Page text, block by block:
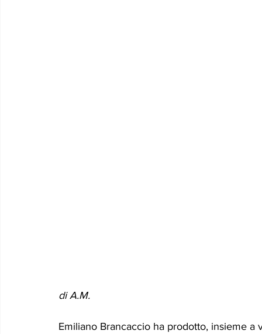
di A.M.
Emiliano Brancaccio ha prodotto, insieme